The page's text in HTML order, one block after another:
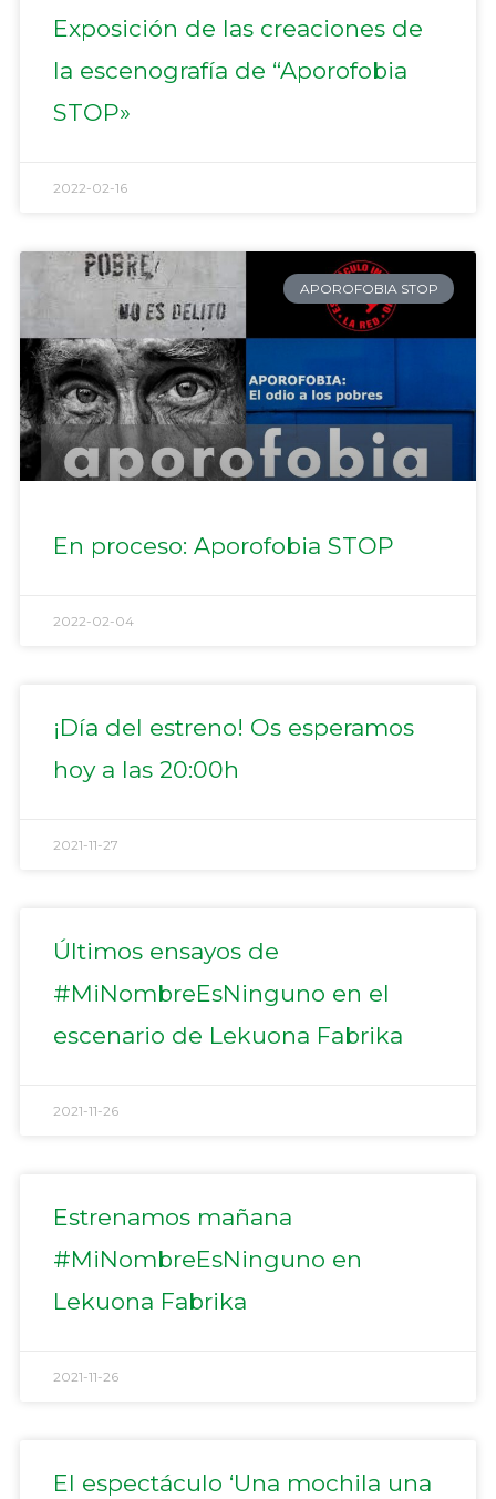
Exposición de las creaciones de
la escenografía de “Aporofobia
STOP»
2022-02-16
APOROFOBIA STOP
En proceso: Aporofobia STOP
2022-02-04
¡Día del estreno! Os esperamos
hoy a las 20:00h
2021-11-27
Últimos ensayos de
#MiNombreEsNinguno en el
escenario de Lekuona Fabrika
2021-11-26
Estrenamos mañana
#MiNombreEsNinguno en
Lekuona Fabrika
2021-11-26
El espectáculo ‘Una mochila una